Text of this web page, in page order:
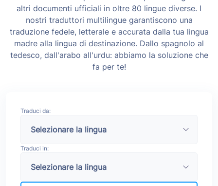
altri documenti ufficiali in oltre 80 lingue diverse. I
nostri traduttori multilingue garantiscono una
traduzione fedele, letterale e accurata dalla tua lingua
madre alla lingua di destinazione. Dallo spagnolo al
tedesco, dall'arabo all'urdu: abbiamo la soluzione che
fa per te!
Traduci da:
Traduci in: